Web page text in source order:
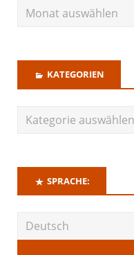
KATEGORIEN
SPRACHE: